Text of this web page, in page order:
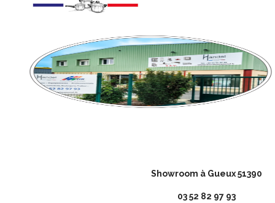
Showroom à Gueux 51390
03 52 82 97 93